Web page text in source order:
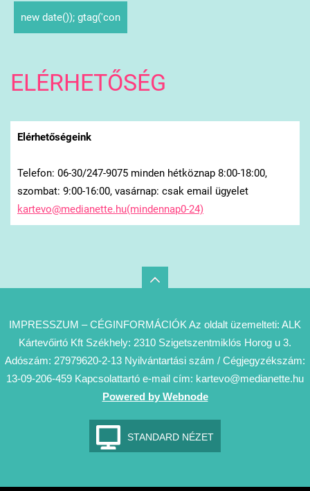
new date()); gtag('con
ELÉRHETŐSÉG
Elérhetőségeink
Telefon: 06-30/247-9075 minden hétköznap 8:00-18:00,
szombat: 9:00-16:00, vasárnap: csak email ügyelet
kartevo@medianette.hu(mindennap0-24)
IMPRESSZUM – CÉGINFORMÁCIÓK Az oldalt üzemelteti: ALK
Kártevőirtó Kft Székhely: 2310 Szigetszentmiklós Horog u 3.
Adószám: 27979620-2-13 Nyilvántartási szám / Cégjegyzékszám:
13-09-206-459 Kapcsolattartó e-mail cím: kartevo@medianette.hu
Powered by Webnode
STANDARD NÉZET